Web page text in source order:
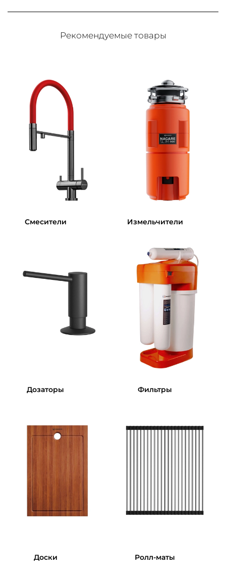
Рекомендуемые товары
Смесители Измельчители
Дозаторы Фильтры
Доски Ролл-маты